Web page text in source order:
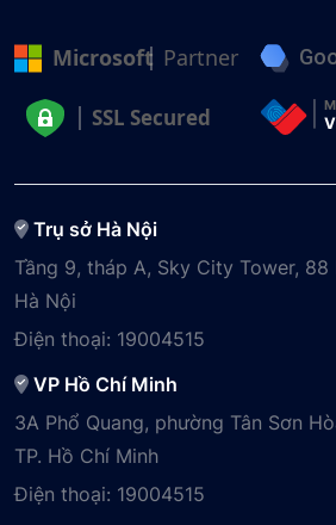
Microsoft Partner
SSL Secured
Trụ sở Hà Nội
Tầng 9, tháp A, Sky City Tower,
Hà Nội
Điện thoại: 19004515
VP Hồ Chí Minh
3A Phổ Quang, phường Tân Sơn
TP. Hồ Chí Minh
Điện thoại: 19004515